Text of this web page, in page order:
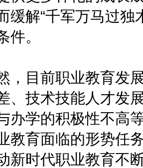
缓解“千军万马过
件。
目前职业教育发展
、技术技能人才发
办学的积极性不高
教育面临的形势任
新时代职业教育不